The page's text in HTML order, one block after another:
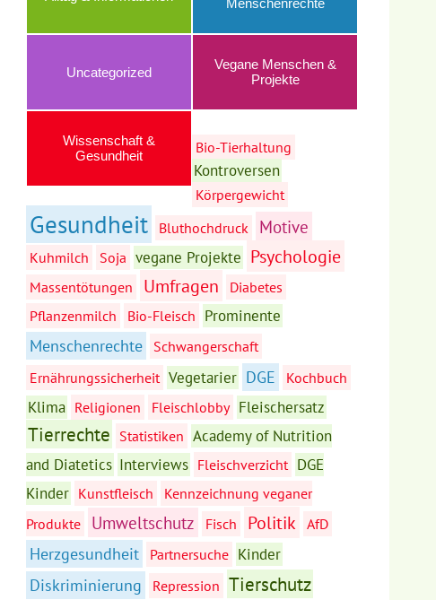
Menschenrechte
Uncategorized
Vegane Menschen &
Projekte
Wissenschaft &
Gesundheit
Bio-Tierhaltung
Kontroversen
Körpergewicht
Gesundheit Bluthochdruck Motive
Kuhmilch Soja vegane Projekte Psychologie
Massentötungen Umfragen
Diabetes
Pflanzenmilch
Bio-Fleisch Prominente
Menschenrechte
Schwangerschaft
Ernährungssicherheit Vegetarier DGE Kochbuch
Klima Religionen Fleischlobby Fleischersatz
Tierrechte Statistiken Academy of Nutrition
and Diatetics Interviews Fleischverzicht DGE
Kinder Kunstfleisch
Kennzeichnung veganer
Produkte
Umweltschutz Fisch Politik AfD
Herzgesundheit Partnersuche Kinder
Diskriminierung Repression Tierschutz